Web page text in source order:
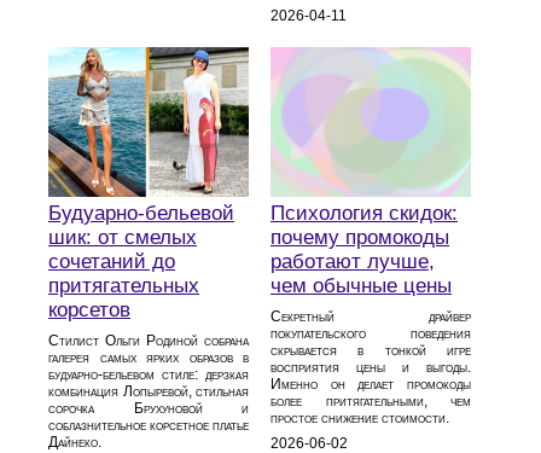
2026-04-11
Будуарно‑бельевой
шик: от смелых
сочетаний до
притягательных
корсетов
Стилист Ольги Родиной собрана
галерея самых ярких образов в
будуарно‑бельевом стиле: дерзкая
комбинация Лопыревой, стильная
сорочка Брухуновой и
соблазнительное корсетное платье
Дайнеко.
Психология скидок:
почему промокоды
работают лучше,
чем обычные цены
Секретный драйвер
покупательского поведения
скрывается в тонкой игре
восприятия цены и выгоды.
Именно он делает промокоды
более притягательными, чем
простое снижение стоимости.
2026-06-02